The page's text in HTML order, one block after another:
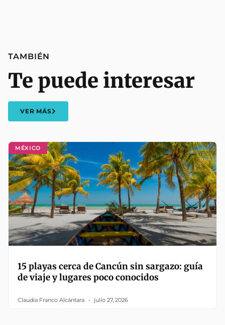
MÉXICO
15 playas cerca de Cancún sin sargazo: guía
de viaje y lugares poco conocidos
Claudia Franco Alcántara julio 27, 2026
TAMBIÉN
Te puede interesar
VER MÁS